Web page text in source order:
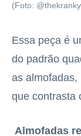
(Foto:
Essa peça é
do padrão
as almofadas,
que contrasta
Almofadas